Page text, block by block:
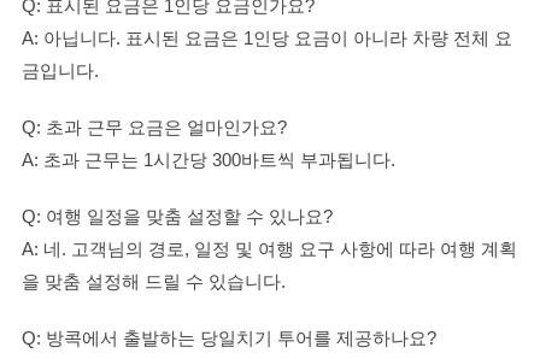
Q: 표시된 요금은 1인당 요금인가요?
A: 아닙니다. 표시된 요금은 1인당 요금이 아니라 차량 전체 요
금입니다.
Q: 초과 근무 요금은 얼마인가요?
A: 초과 근무는 1시간당 300바트씩 부과됩니다.
Q: 여행 일정을 맞춤 설정할 수 있나요?
A: 네. 고객님의 경로, 일정 및 여행 요구 사항에 따라 여행 계획
을 맞춤 설정해 드릴 수 있습니다.
Q: 방콕에서 출발하는 당일치기 투어를 제공하나요?